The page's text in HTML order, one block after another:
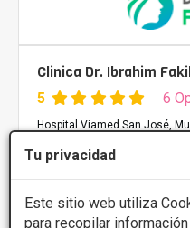
Tu privacidad
Este sitio web utiliza
para recopilar
Clinica Dr. Ibrahim
5 6
Hospital Viamed San José,
PRIMERA CONSULTA
Implantes de gemelos